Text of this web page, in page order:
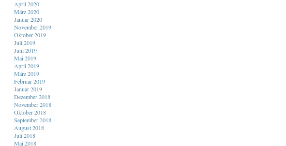
April 2020
März 2020
Januar 2020
November 2019
Oktober 2019
Juli 2019
Juni 2019
Mai 2019
April 2019
März 2019
Februar 2019
Januar 2019
Dezember 2018
November 2018
Oktober 2018
September 2018
August 2018
Juli 2018
Mai 2018